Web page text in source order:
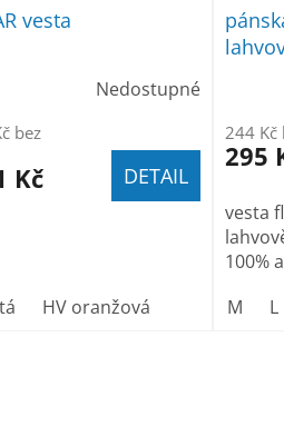
vel.56 vel.58 vel.60
vesta
Nedostupné
bez
Kč DETAIL
HV oranžová
244 Kč
295
vesta
100%
M
L